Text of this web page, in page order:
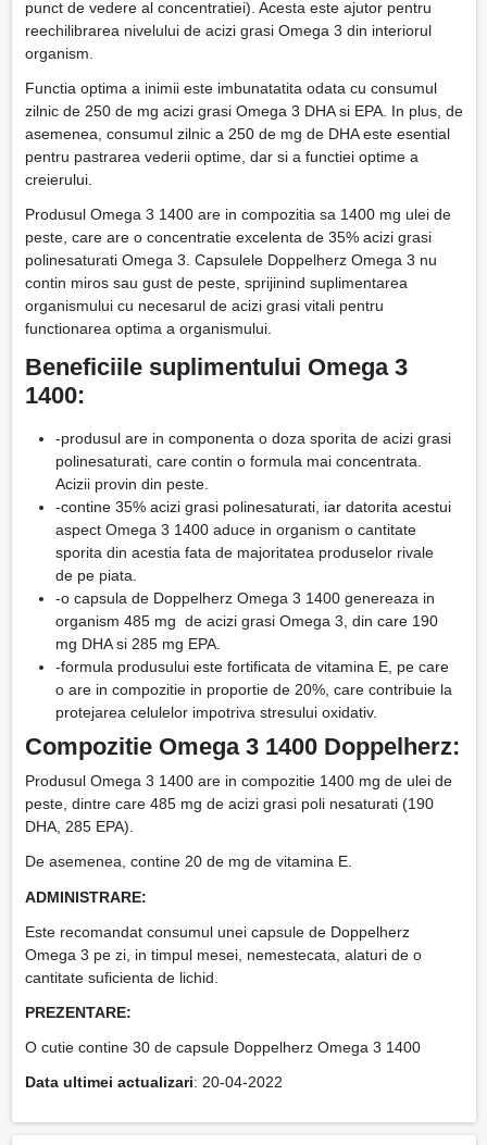
punct de vedere al concentratiei). Acesta este ajutor pentru
reechilibrarea nivelului de acizi grasi Omega 3 din interiorul
organism.
Functia optima a inimii este imbunatatita odata cu consumul
zilnic de 250 de mg acizi grasi Omega 3 DHA si EPA. In plus, de
asemenea, consumul zilnic a 250 de mg de DHA este esential
pentru pastrarea vederii optime, dar si a functiei optime a
creierului.
Produsul Omega 3 1400 are in compozitia sa 1400 mg ulei de
peste, care are o concentratie excelenta de 35% acizi grasi
polinesaturati Omega 3. Capsulele Doppelherz Omega 3 nu
contin miros sau gust de peste, sprijinind suplimentarea
organismului cu necesarul de acizi grasi vitali pentru
functionarea optima a organismului.
Beneficiile suplimentului Omega 3
1400:
-produsul are in componenta o doza sporita de acizi grasi
polinesaturati, care contin o formula mai concentrata.
Acizii provin din peste.
-contine 35% acizi grasi polinesaturati, iar datorita acestui
aspect Omega 3 1400 aduce in organism o cantitate
sporita din acestia fata de majoritatea produselor rivale
de pe piata.
-o capsula de Doppelherz Omega 3 1400 genereaza in
organism 485 mg de acizi grasi Omega 3, din care 190
mg DHA si 285 mg EPA.
-formula produsului este fortificata de vitamina E, pe care
o are in compozitie in proportie de 20%, care contribuie la
protejarea celulelor impotriva stresului oxidativ.
Compozitie Omega 3 1400 Doppelherz:
Produsul Omega 3 1400 are in compozitie 1400 mg de ulei de
peste, dintre care 485 mg de acizi grasi poli nesaturati (190
DHA, 285 EPA).
De asemenea, contine 20 de mg de vitamina E.
ADMINISTRARE:
Este recomandat consumul unei capsule de Doppelherz
Omega 3 pe zi, in timpul mesei, nemestecata, alaturi de o
cantitate suficienta de lichid.
PREZENTARE:
O cutie contine 30 de capsule Doppelherz Omega 3 1400
Data ultimei actualizari: 20-04-2022